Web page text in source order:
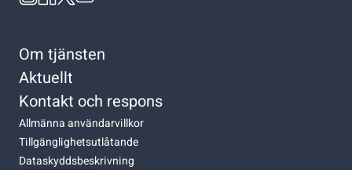
Om tjänsten
Aktuellt
Kontakt och respons
Allmänna användarvillkor
Tillgänglighetsutlåtande
Dataskyddsbeskrivning